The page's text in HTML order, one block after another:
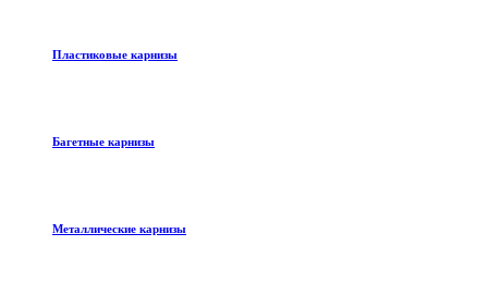
Пластиковые карнизы
Багетные карнизы
Металлические карнизы